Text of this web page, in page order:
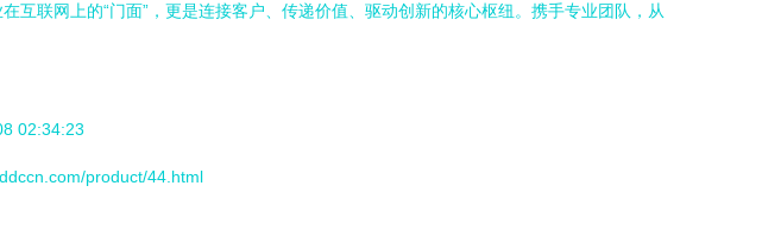
联网上的“门面”，更是连接客户、传递价值、驱动创新的核心枢纽。携手专业团队，从
02:34:23
product/44.html